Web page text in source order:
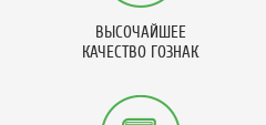
ВЫСОЧАЙШЕЕ
КАЧЕСТВО ГОЗНАК